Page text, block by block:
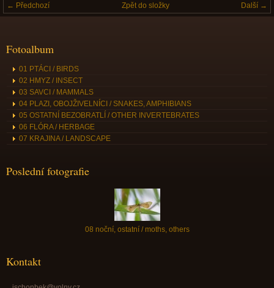
← Předchozí Další →
Zpět do složky
Fotoalbum
01 PTÁCI / BIRDS
02 HMYZ / INSECT
03 SAVCI / MAMMALS
04 PLAZI, OBOJŽIVELNÍCI / SNAKES, AMPHIBIANS
05 OSTATNÍ BEZOBRATLÍ / OTHER INVERTEBRATES
06 FLÓRA / HERBAGE
07 KRAJINA / LANDSCAPE
Poslední fotografie
08 noční, ostatní / moths, others
Kontakt